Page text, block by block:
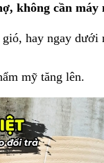
không cần máy
hay ngay dưới
mỹ tăng lên.